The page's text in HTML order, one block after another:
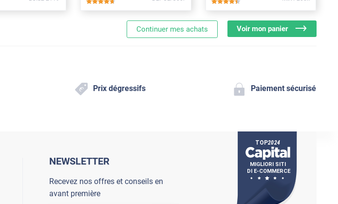
*****
*****
Voir mon panier
Continuer mes achats
Prix dégressifs Paiement sécurisé
NEWSLETTER
Recevez nos offres et conseils en
avant première